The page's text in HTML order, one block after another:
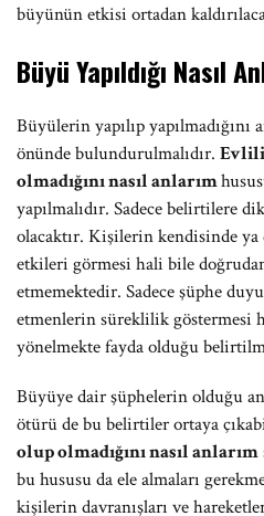
büyünün etkisi ortadan
Büyü Yapıldığı Nasıl
Büyülerin yapılıp
önünde bulundurulmalıdır.
olmadığını nasıl anlarım
yapılmalıdır. Sadece belirtilere
olacaktır. Kişilerin kendisinde ya
etkileri görmesi hali bile
etmemektedir. Sadece şüphe
etmenlerin süreklilik göstermesi
yönelmekte fayda olduğu
Büyüye dair şüphelerin olduğu
ötürü de bu belirtiler ortaya
olup olmadığını nasıl anlarım
bu hususu da ele almaları
kişilerin davranışları ve